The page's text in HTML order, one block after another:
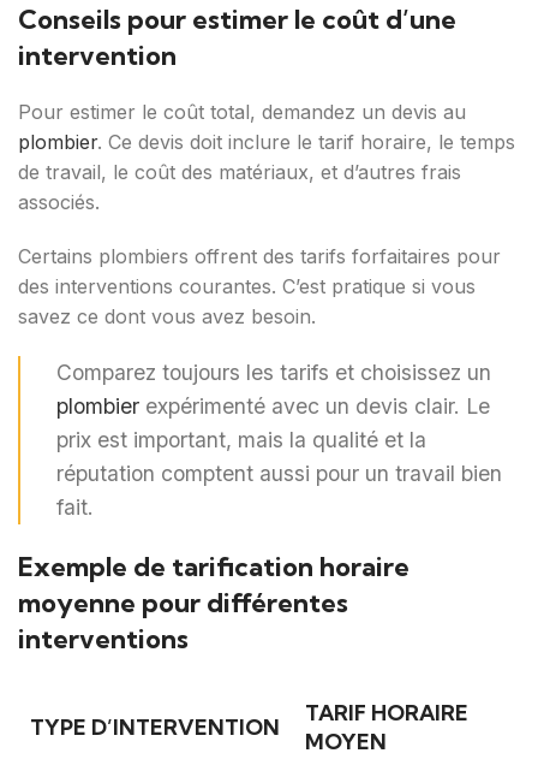
Conseils pour estimer le coût d’une
intervention
Pour estimer le coût total, demandez un devis au
plombier. Ce devis doit inclure le tarif horaire, le temps
de travail, le coût des matériaux, et d’autres frais
associés.
Certains plombiers offrent des tarifs forfaitaires pour
des interventions courantes. C’est pratique si vous
savez ce dont vous avez besoin.
Comparez toujours les tarifs et choisissez un
plombier expérimenté avec un devis clair. Le
prix est important, mais la qualité et la
réputation comptent aussi pour un travail bien
fait.
Exemple de tarification horaire
moyenne pour différentes
interventions
TYPE D’INTERVENTION
TARIF HORAIRE
MOYEN